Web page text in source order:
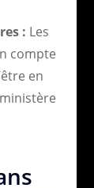
: Les
compte
en